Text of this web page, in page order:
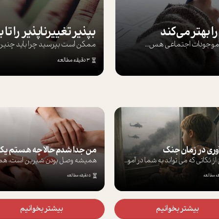
بهتر می‌کند
موجودات اجتماعی هس... ممکن است بپرسيد چرا بايد چنين
3 دقیقه مطالعه
در زمان جنگ
برخی از نکاتی که می تواند به شما در آموز...
بیشتر بخوانیم
5 دقیقه مطالعه
بیشتر بخوانیم